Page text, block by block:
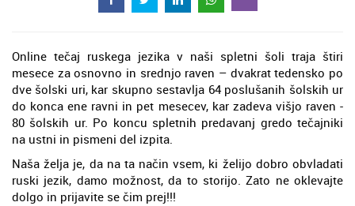
Online tečaj ruskega jezika v naši spletni šoli traja štiri
mesece za osnovno in srednjo raven – dvakrat tedensko po
dve šolski uri, kar skupno sestavlja 64 poslušanih šolskih ur
do konca ene ravni in pet mesecev, kar zadeva višjo raven -
80 šolskih ur. Po koncu spletnih predavanj gredo tečajniki
na ustni in pismeni del izpita.
Naša želja je, da na ta način vsem, ki želijo dobro obvladati
ruski jezik, damo možnost, da to storijo. Zato ne oklevajte
dolgo in prijavite se čim prej!!!